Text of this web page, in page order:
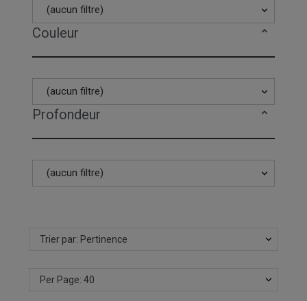
(aucun filtre)
Couleur
(aucun filtre)
Profondeur
(aucun filtre)
Trier par: Pertinence
Per Page: 40